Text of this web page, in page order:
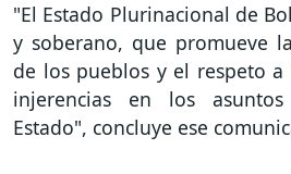
"El Estado Plurinacional de
y soberano, que promueve
de los pueblos y el respeto a
injerencias en los
Estado", concluye ese